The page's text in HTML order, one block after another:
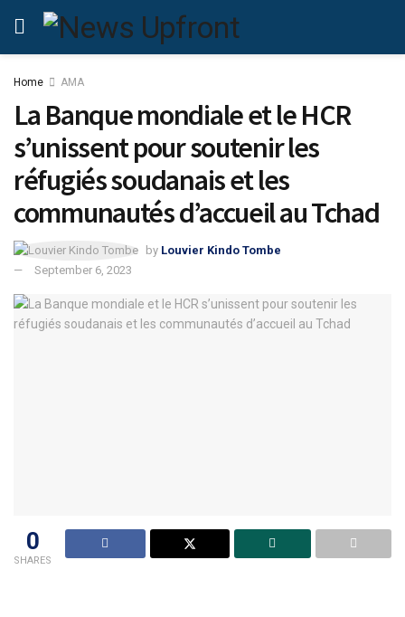
Home AMA
La Banque mondiale et le HCR
s’unissent pour soutenir les
réfugiés soudanais et les
communautés d’accueil au Tchad
by Louvier Kindo Tombe
September 6, 2023
0
SHARES